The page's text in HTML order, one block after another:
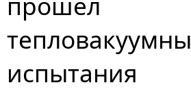
испытания